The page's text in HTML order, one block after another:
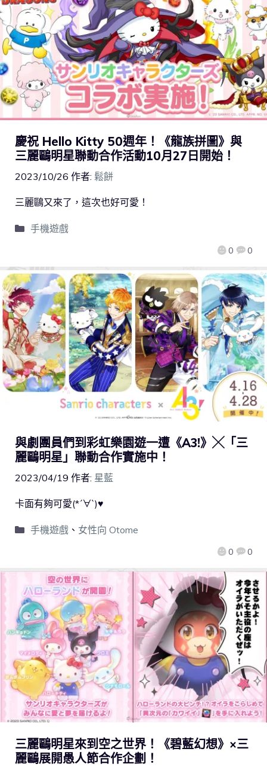
慶祝 Hello Kitty 50週年！《龍族拼圖》與
三麗鷗明星聯動合作活動10月27日開始！
2023/10/26 作者: 鬆餅
0 0
三麗鷗又來了，這次也好可愛！
手機遊戲
與劇團員們到彩虹樂園遊一遭《A3!》╳「三
麗鷗明星」聯動合作實施中！
2023/04/19 作者: 星藍
0 0
卡面有夠可愛(*´∀`)♥
手機遊戲、 女性向 Otome
三麗鷗明星來到空之世界！《碧藍幻想》×三
麗鷗展開愚人節合作企劃！